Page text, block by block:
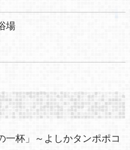
場
一杯」～よしかタンポポコ